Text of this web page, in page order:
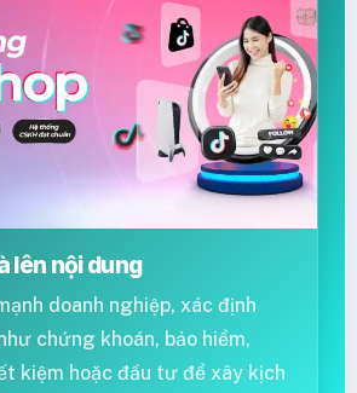
lên nội dung
doanh nghiệp, xác định
chứng khoán, bảo hiểm,
kiệm hoặc đầu tư để xây kịch